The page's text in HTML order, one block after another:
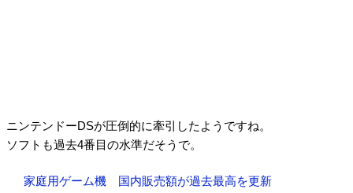
ニンテンドーDSが圧倒的に牽引したようですね。
ソフトも過去4番目の水準だそうで。
家庭用ゲーム機 国内販売額が過去最高を更新